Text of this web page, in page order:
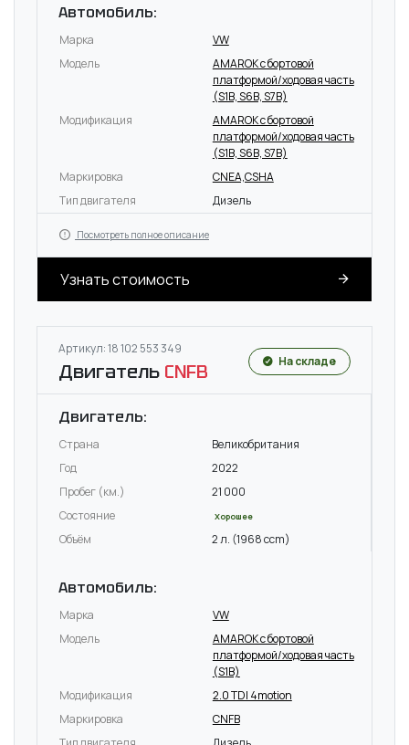
Автомобиль:
Марка
VW
Модель
AMAROK c бортовой
платформой/ходовая часть
(S1B, S6B, S7B)
Модификация
AMAROK c бортовой
платформой/ходовая часть
(S1B, S6B, S7B)
Маркировка
CNEA,CSHA
Тип двигателя
Дизель
Посмотреть полное описание
Узнать стоимость
Артикул: 18 102 553 349
Двигатель CNFB На складе
Двигатель:
Страна
Великобритания
Год
2022
Пробег (км.)
21 000
Состояние
Хорошее
Объём 2 л. (1968 ccm)
Автомобиль:
Марка
VW
Модель
AMAROK c бортовой
платформой/ходовая часть
(S1B)
Модификация
2.0 TDI 4motion
Маркировка
CNFB